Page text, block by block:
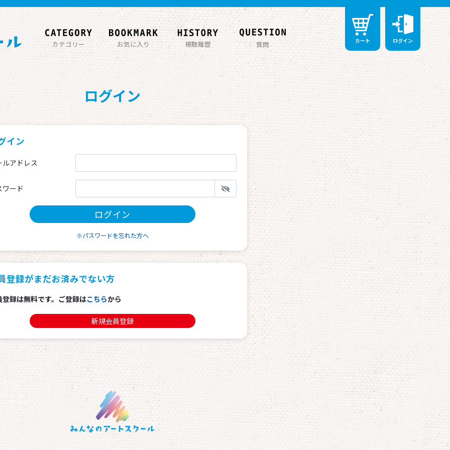
カテゴリー お気に入り 視聴履歴 質問 カート ログイン
ログイン
イン
ルアドレス
ワード
ログイン
※パスワードを忘れた方へ
登録がまだお済みでない方
登録は無料です。ご登録はこちらから
新規会員登録